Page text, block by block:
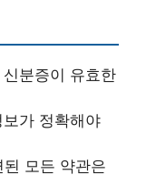
분증이 유효한
가 정확해야
모든 약관은